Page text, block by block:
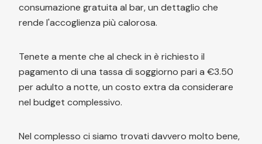
consumazione gratuita al bar, un dettaglio che
rende l'accoglienza più calorosa.
Tenete a mente che al check in è richiesto il
pagamento di una tassa di soggiorno pari a €3.50
per adulto a notte, un costo extra da considerare
nel budget complessivo.
Nel complesso ci siamo trovati davvero molto bene,